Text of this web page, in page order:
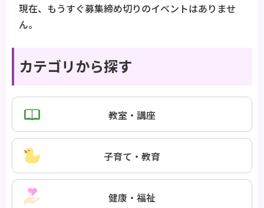
現在、もうすぐ募集締め切りのイベントはありませ
ん。
カテゴリから探す
教室・講座
子育て・教育
健康・福祉